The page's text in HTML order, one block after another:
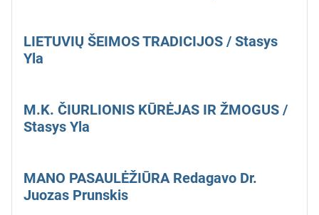
LIETUVIŲ ŠEIMOS TRADICIJOS / Stasys
Yla
M.K. ČIURLIONIS KŪRĖJAS IR ŽMOGUS /
Stasys Yla
MANO PASAULĖŽIŪRA Redagavo Dr.
Juozas Prunskis